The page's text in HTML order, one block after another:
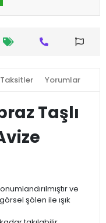
Taksitler Yorumlar
Taşlı
ve
şölen ile ışık